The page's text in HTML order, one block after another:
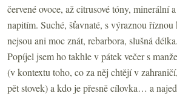
červené ovoce, až citrusové tóny, minerální
napitím. Suché, šťavnaté, s výraznou
nejsou ani moc znát, rebarbora, slušná
Popíjel jsem ho takhle v pátek večer s
(v kontextu toho, co za něj chtějí v
pět stovek) a kdo je přesně cílovka… a